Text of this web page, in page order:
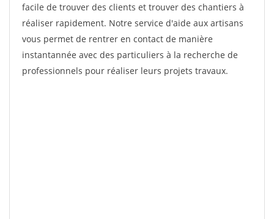
facile de trouver des clients et trouver des chantiers à
réaliser rapidement. Notre service d'aide aux artisans
vous permet de rentrer en contact de manière
instantannée avec des particuliers à la recherche de
professionnels pour réaliser leurs projets travaux.